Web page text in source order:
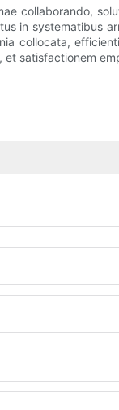
collaborando,
in systematibus
collocata,
satisfactionem